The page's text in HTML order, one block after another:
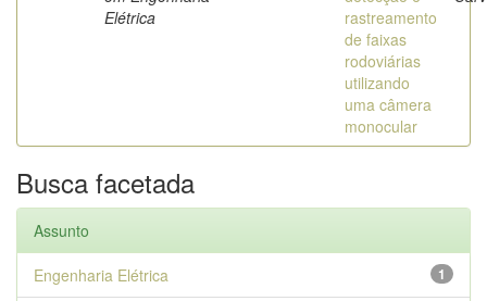
Elétrica
rastreamento
de faixas
rodoviárias
utilizando
uma câmera
monocular
Busca facetada
Assunto
1
Engenharia Elétrica